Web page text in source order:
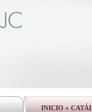
INICIO»